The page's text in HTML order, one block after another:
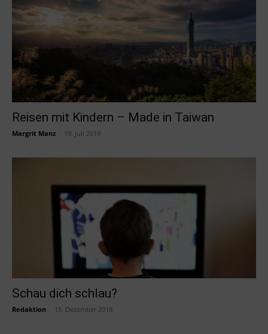
Reisen mit Kindern – Made in Taiwan
Margrit Manz 19. Juli 2019
Schau dich schlau?
Redaktion 15. Dezember 2018